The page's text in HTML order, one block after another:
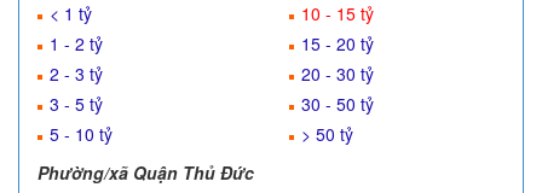
< 1 tỷ
1 - 2 tỷ
2 - 3 tỷ
3 - 5 tỷ
5 - 10 tỷ
10 - 15 tỷ
15 - 20 tỷ
20 - 30 tỷ
30 - 50 tỷ
> 50 tỷ
Phường/xã Quận Thủ Đức